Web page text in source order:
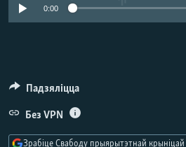
КУЛЬТУРА
МОВА0:00
Падзяліцца
Без VPN
Зрабіце Свабоду прыярытэтнай крыніцай